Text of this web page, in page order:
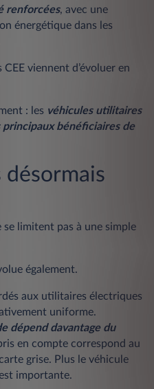
renforcées, avec une
énergétique dans les
viennent d’évoluer en
: les véhicules utilitaires
bénéficiaires de
désormais
se limitent pas à une simple
également.
aux utilitaires électriques
uniforme.
dépend davantage du
en compte correspond au
grise. Plus le véhicule
importante.